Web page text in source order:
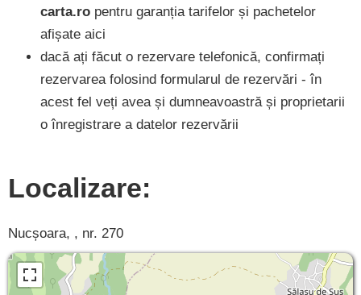
carta.ro pentru garanția tarifelor și pachetelor
afișate aici
dacă ați făcut o rezervare telefonică, confirmați
rezervarea folosind formularul de rezervări - în
acest fel veți avea și dumneavoastră și proprietarii
o înregistrare a datelor rezervării
Localizare:
Nucșoara, , nr. 270